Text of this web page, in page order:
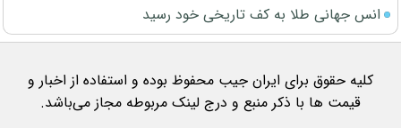
انس جهانی طلا به کف تاریخی خود رسید
کلیه حقوق برای ایران جیب محفوظ بوده و استفاده از اخبار و
قیمت ها با ذکر منبع و درج لینک مربوطه مجاز می‌باشد.